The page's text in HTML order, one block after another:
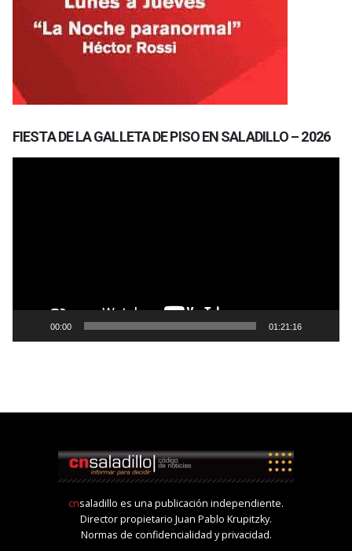
FIESTA DE LA GALLETA DE PISO EN SALADILLO – 2026
00:00 01:21:16
cnsaladillo es una publicación independiente.
Director propietario Juan Pablo Krupitzky.
Normas de confidencialidad y privacidad.